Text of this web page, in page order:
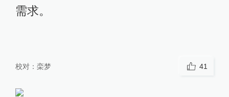
需求。
校对： 栾梦 41